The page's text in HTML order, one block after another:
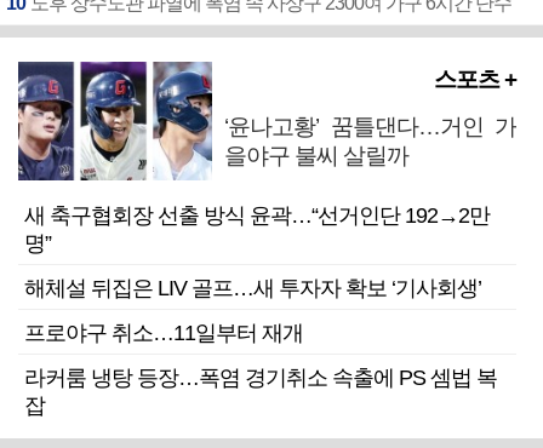
스포츠 +
‘윤나고황’ 꿈틀댄다…거인 가
을야구 불씨 살릴까
새 축구협회장 선출 방식 윤곽…“선거인단 192→2만
명”
해체설 뒤집은 LIV 골프…새 투자자 확보 ‘기사회생’
프로야구 취소…11일부터 재개
라커룸 냉탕 등장…폭염 경기취소 속출에 PS 셈법 복
잡